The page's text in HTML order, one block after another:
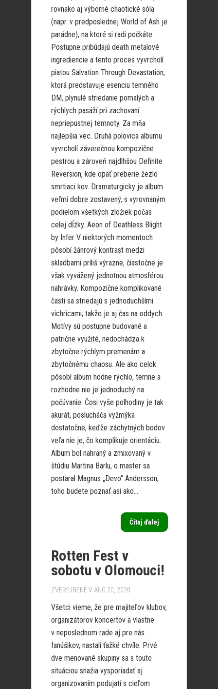
rovnako aj výborné chaotické sóla
(napr. v predposlednej World of Ash je
parádne), na ktoré si radi počkáte.
Postupne pribúdajú death metalové
ingrediencie a tento proces vyvrcholí
piatou Salvation Through Devastation,
ktorá predstavuje esenciu temného
DM, plynulé striedanie pomalých a
rýchlych pasáží pri zachovaní
nepriepustnej temnoty. Za mňa
najlepšia vec. Druhá polovica albumu
vyvrcholí záverečnou kompozične
pestrou a zároveň najdlhšou Definite
Reversion, kde opäť preberie žezlo
smrtiaci kov. Dramaturgicky je album
veľmi dobre zostavený, s vyrovnaným
podielom všetkých zložiek počas
celej dĺžky. Aeon of Deathless Blight
by Infer V niektorých momentoch
pôsobí žánrový kontrast medzi
skladbami príliš výrazne, čiastočne je
však vyvážený jednotnou atmosférou
nahrávky. Kompozične komplikované
časti sa striedajú s jednoduchšími
víchricami, takže je aj čas na oddych.
Motívy sú postupne budované a
patrične využité, nedochádza k
zbytočne rýchlym premenám a
zbytočnému chaosu. Ale ako celok
pôsobí album hodne rýchlo, temne a
rozhodne nie je jednoduchý na
počúvanie. Čosi vyše polhodiny je tak
akurát, poslucháča vyžmýka
dostatočne, keďže záchytných bodov
veľa nie je, čo komplikuje orientáciu.
Album bol nahraný a zmixovaný v
štúdiu Martina Barlu, o master sa
postaral Magnus „Devo“ Andersson,
toho budete poznať asi ako...
Čítaj ďalej
Rotten Fest v
sobotu v Olomouci!
ZVEREJNENÉ V AUG 20, 2020
Všetci vieme, že pre majiteľov klubov,
organizátorov koncertov a vlastne
v neposlednom rade aj pre nás
fanúšikov, nastali ťažké chvíle. Prvé
dve menované skupiny sa s touto
situáciou snažia vysporiadať aj
organizovaním podujatí s cieľom